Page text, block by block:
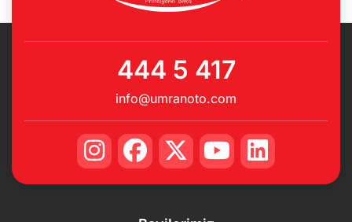
444 5 417
info@umranoto.com